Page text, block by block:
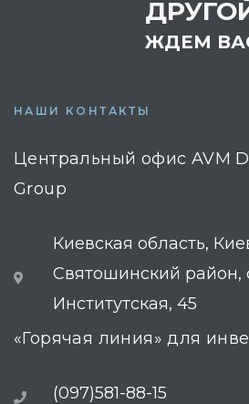
ЖДЕМ
НАШИ КОНТАКТЫ
Центральный офис AVM
Group
Киевская область,
Святошинский район,
Институтская, 45
«Горячая линия» для
(097)581-88-15